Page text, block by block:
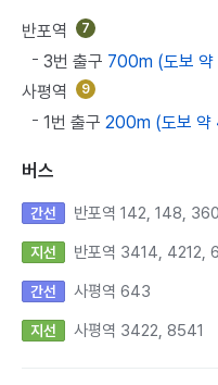
반포역 7
3번 출구 700m (도보 약
사평역
9
1번 출구 200m (도보 약
버스
간선 반포역 142, 148,
지선 반포역 3414, 4212,
간선 사평역 643
지선 사평역 3422, 8541